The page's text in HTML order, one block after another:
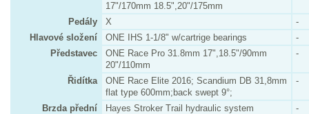
17"/170mm 18.5",20"/175mm
Pedály X
-
Hlavové složení
ONE IHS 1-1/8" w/cartrige bearings
-
Představec
ONE Race Pro 31.8mm 17",18.5"/90mm
20"/110mm
-
Řidítka
ONE Race Elite 2016; Scandium DB 31,8mm
flat type 600mm;back swept 9°;
-
Brzda přední Hayes Stroker Trail hydraulic system
-